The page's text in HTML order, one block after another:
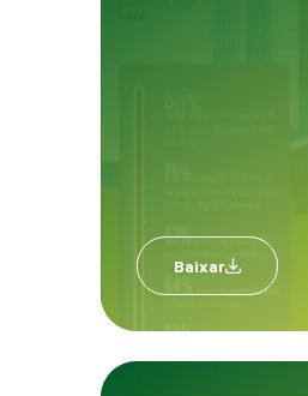
Baixar